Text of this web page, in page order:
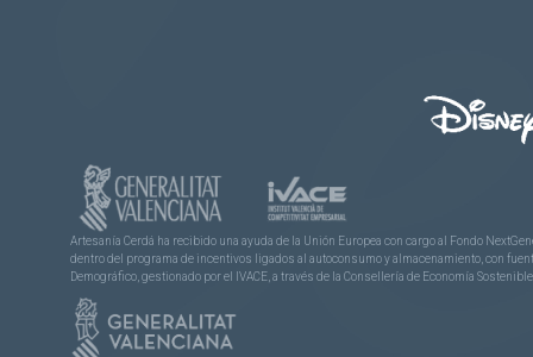
Artesanía Cerdá ha recibido una ayuda de la Unión Europea con cargo al Fondo
dentro del programa de incentivos ligados al autoconsumo y almacenamiento, con
Demográfico, gestionado por el IVACE, a través de la Consellería de Economía